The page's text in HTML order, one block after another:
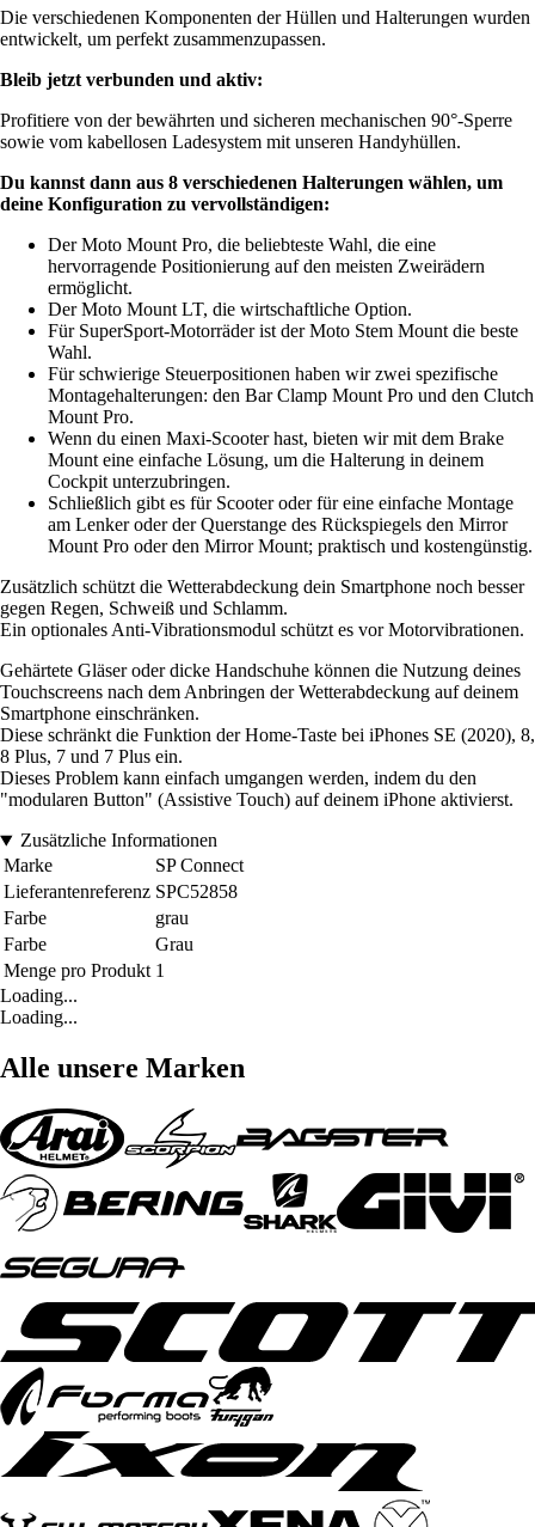
Die verschiedenen Komponenten der Hüllen und Halterungen wurden
entwickelt, um perfekt zusammenzupassen.
Bleib jetzt verbunden und aktiv:
Profitiere von der bewährten und sicheren mechanischen 90°-Sperre
sowie vom kabellosen Ladesystem mit unseren Handyhüllen.
Du kannst dann aus 8 verschiedenen Halterungen wählen, um
deine Konfiguration zu vervollständigen:
Der Moto Mount Pro, die beliebteste Wahl, die eine
hervorragende Positionierung auf den meisten Zweirädern
ermöglicht.
Der Moto Mount LT, die wirtschaftliche Option.
Für SuperSport-Motorräder ist der Moto Stem Mount die beste
Wahl.
Für schwierige Steuerpositionen haben wir zwei spezifische
Montagehalterungen: den Bar Clamp Mount Pro und den Clutch
Mount Pro.
Wenn du einen Maxi-Scooter hast, bieten wir mit dem Brake
Mount eine einfache Lösung, um die Halterung in deinem
Cockpit unterzubringen.
Schließlich gibt es für Scooter oder für eine einfache Montage
am Lenker oder der Querstange des Rückspiegels den Mirror
Mount Pro oder den Mirror Mount; praktisch und kostengünstig.
Zusätzlich schützt die Wetterabdeckung dein Smartphone noch besser
gegen Regen, Schweiß und Schlamm.
Ein optionales Anti-Vibrationsmodul schützt es vor Motorvibrationen.
Gehärtete Gläser oder dicke Handschuhe können die Nutzung deines
Touchscreens nach dem Anbringen der Wetterabdeckung auf deinem
Smartphone einschränken.
Diese schränkt die Funktion der Home-Taste bei iPhones SE (2020), 8,
8 Plus, 7 und 7 Plus ein.
Dieses Problem kann einfach umgangen werden, indem du den
"modularen Button" (Assistive Touch) auf deinem iPhone aktivierst.
Zusätzliche Informationen
Marke
SP Connect
Lieferantenreferenz SPC52858
Farbe
grau
Farbe
Grau
Menge pro Produkt 1
Loading...
Loading...
Alle unsere Marken